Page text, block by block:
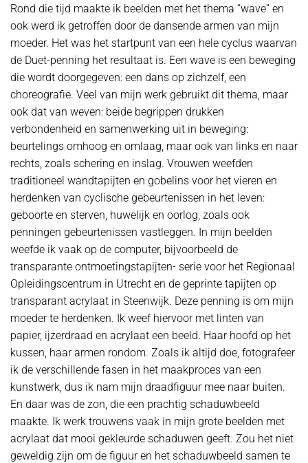
Rond die tijd maakte ik beelden met het thema “wave” en
ook werd ik getroffen door de dansende armen van mijn
moeder. Het was het startpunt van een hele cyclus waarvan
de Duet-penning het resultaat is. Een wave is een beweging
die wordt doorgegeven: een dans op zichzelf, een
choreografie. Veel van mijn werk gebruikt dit thema, maar
ook dat van weven: beide begrippen drukken
verbondenheid en samenwerking uit in beweging:
beurtelings omhoog en omlaag, maar ook van links en naar
rechts, zoals schering en inslag. Vrouwen weefden
traditioneel wandtapijten en gobelins voor het vieren en
herdenken van cyclische gebeurtenissen in het leven:
geboorte en sterven, huwelijk en oorlog, zoals ook
penningen gebeurtenissen vastleggen. In mijn beelden
weefde ik vaak op de computer, bijvoorbeeld de
transparante ontmoetingstapijten- serie voor het Regionaal
Opleidingscentrum in Utrecht en de geprinte tapijten op
transparant acrylaat in Steenwijk. Deze penning is om mijn
moeder te herdenken. Ik weef hiervoor met linten van
papier, ijzerdraad en acrylaat een beeld. Haar hoofd op het
kussen, haar armen rondom. Zoals ik altijd doe, fotografeer
ik de verschillende fasen in het maakproces van een
kunstwerk, dus ik nam mijn draadfiguur mee naar buiten.
En daar was de zon, die een prachtig schaduwbeeld
maakte. Ik werk trouwens vaak in mijn grote beelden met
acrylaat dat mooi gekleurde schaduwen geeft. Zou het niet
geweldig zijn om de figuur en het schaduwbeeld samen te